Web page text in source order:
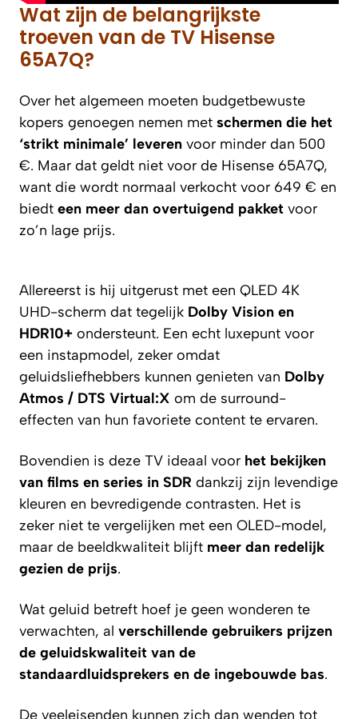
Wat zijn de belangrijkste
troeven van de TV Hisense
65A7Q?
Over het algemeen moeten budgetbewuste
kopers genoegen nemen met schermen die het
‘strikt minimale’ leveren voor minder dan 500
€. Maar dat geldt niet voor de Hisense 65A7Q,
want die wordt normaal verkocht voor 649 € en
biedt een meer dan overtuigend pakket voor
zo’n lage prijs.
Allereerst is hij uitgerust met een QLED 4K
UHD-scherm dat tegelijk Dolby Vision en
HDR10+ ondersteunt. Een echt luxepunt voor
een instapmodel, zeker omdat
geluidsliefhebbers kunnen genieten van Dolby
Atmos / DTS Virtual:X om de surround-
effecten van hun favoriete content te ervaren.
Bovendien is deze TV ideaal voor het bekijken
van films en series in SDR dankzij zijn levendige
kleuren en bevredigende contrasten. Het is
zeker niet te vergelijken met een OLED-model,
maar de beeldkwaliteit blijft meer dan redelijk
gezien de prijs.
Wat geluid betreft hoef je geen wonderen te
verwachten, al verschillende gebruikers prijzen
de geluidskwaliteit van de
standaardluidsprekers en de ingebouwde bas.
De veeleisenden kunnen zich dan wenden tot